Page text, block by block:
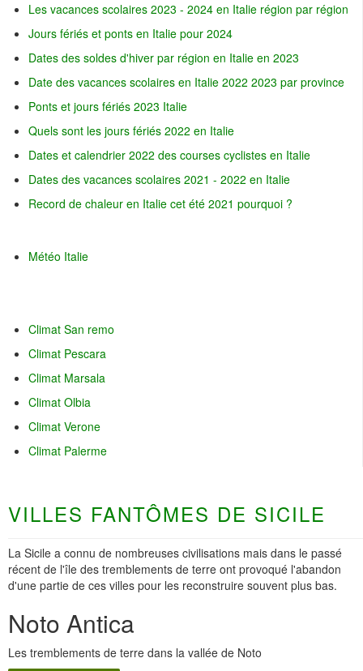
Les vacances scolaires 2023 - 2024 en Italie région par région
Jours fériés et ponts en Italie pour 2024
Dates des soldes d'hiver par région en Italie en 2023
Date des vacances scolaires en Italie 2022 2023 par province
Ponts et jours fériés 2023 Italie
Quels sont les jours fériés 2022 en Italie
Dates et calendrier 2022 des courses cyclistes en Italie
Dates des vacances scolaires 2021 - 2022 en Italie
Record de chaleur en Italie cet été 2021 pourquoi ?
Météo Italie
Climat San remo
Climat Pescara
Climat Marsala
Climat Olbia
Climat Verone
Climat Palerme
VILLES FANTÔMES DE SICILE
La Sicile a connu de nombreuses civilisations mais dans le passé
récent de l'île des tremblements de terre ont provoqué l'abandon
d'une partie de ces villes pour les reconstruire souvent plus bas.
Noto Antica
Les tremblements de terre dans la vallée de Noto